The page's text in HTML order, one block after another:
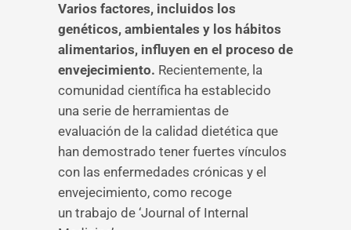
Varios factores, incluidos los
genéticos, ambientales y los hábitos
alimentarios, influyen en el proceso de
envejecimiento. Recientemente, la
comunidad científica ha establecido
una serie de herramientas de
evaluación de la calidad dietética que
han demostrado tener fuertes vínculos
con las enfermedades crónicas y el
envejecimiento, como recoge
un trabajo de ‘Journal of Internal